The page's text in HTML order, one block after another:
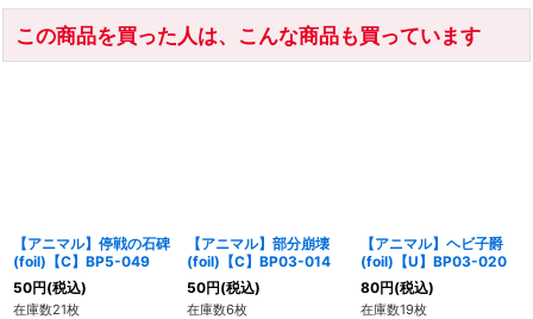
この商品を買った人は、こんな商品も買っています
【アニマル】停戦の石碑
(foil)【C】BP5-049
50円(税込)
在庫数21枚
【アニマル】部分崩壊
(foil)【C】BP03-014
50円(税込)
在庫数6枚
【アニマル】ヘビ子爵
(foil)【U】BP03-020
80円(税込)
在庫数19枚